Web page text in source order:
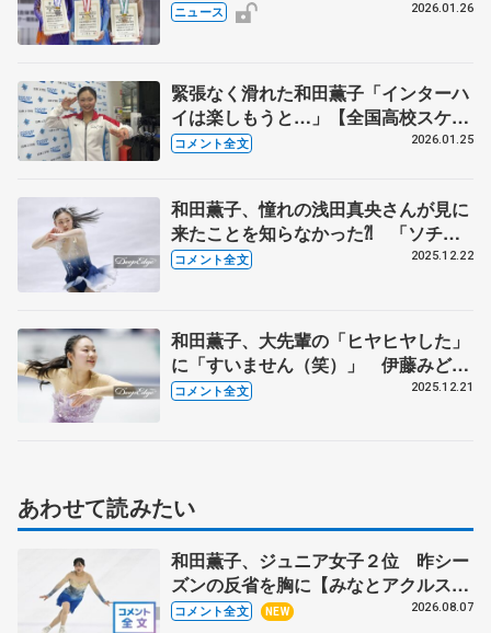
ニュース 2026.01.26
緊張なく滑れた和田薫子「インターハ
イは楽しもうと…」【全国高校スケー
ト選手権女子SP】
コメント全文 2026.01.25
和田薫子、憧れの浅田真央さんが見に
来たことを知らなかった⁈ 「ソチの
演技に感動してスケート始めたのでオ
コメント全文 2025.12.22
和田薫子、大先輩の「ヒヤヒヤした」
に「すいません（笑）」 伊藤みどり
さんが囲み取材に【全日本フィギュア
コメント全文 2025.12.21
あわせて読みたい
和田薫子、ジュニア女子２位 昨シー
ズンの反省を胸に【みなとアクルス杯
フリー】
コメント全文 NEW 2026.08.07